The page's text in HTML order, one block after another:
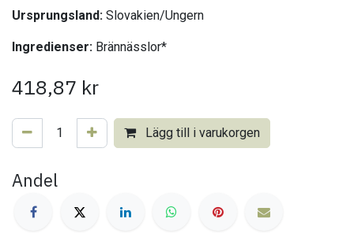
Ursprungsland: Slovakien/Ungern
Ingredienser: Brännässlor*
418,87 kr
Lägg till i varukorgen
Andel